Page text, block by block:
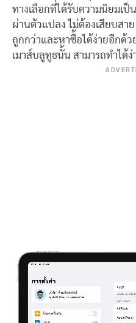
ทางเลือกที่ได้รับความนิยมเป็
ผ่านตัวแปลง ไม่ต้องเสียบสา
ถูกกว่าและหาซื้อได้ง่ายอีกด้ว
เมาส์บลูทูธนั้น สามารถทำได้